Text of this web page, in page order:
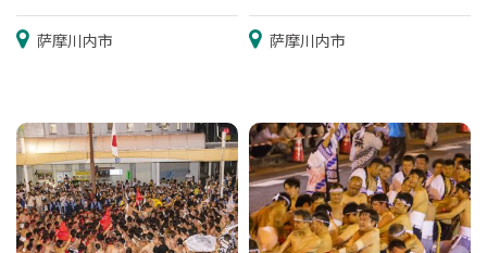
萨摩川内市 萨摩川内市